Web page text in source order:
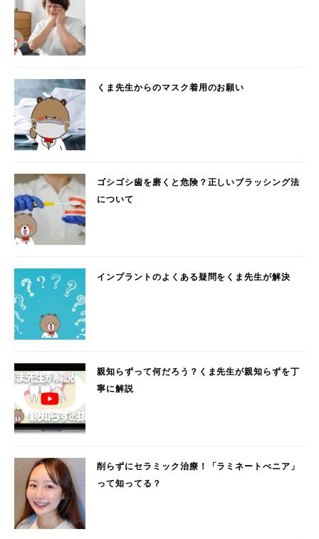
くま先生からのマスク着用のお願い
ゴシゴシ歯を磨くと危険？正しいブラッシング法
について
インプラントのよくある疑問をくま先生が解決
親知らずって何だろう？くま先生が親知らずを丁
寧に解説
削らずにセラミック治療！「ラミネートべニア」
って知ってる？